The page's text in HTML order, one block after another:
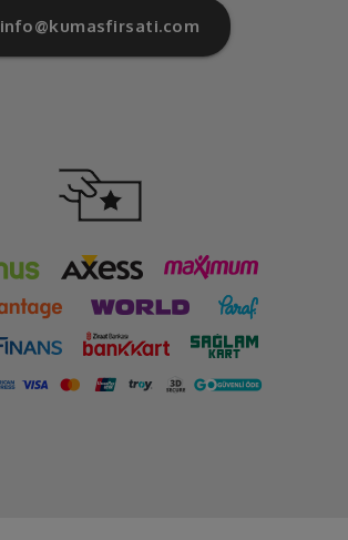
info@kumasfirsati.com